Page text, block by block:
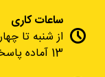
ساعات کاری
13 آماده پاسخگویی به شما هستیم